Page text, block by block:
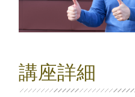
講座詳細